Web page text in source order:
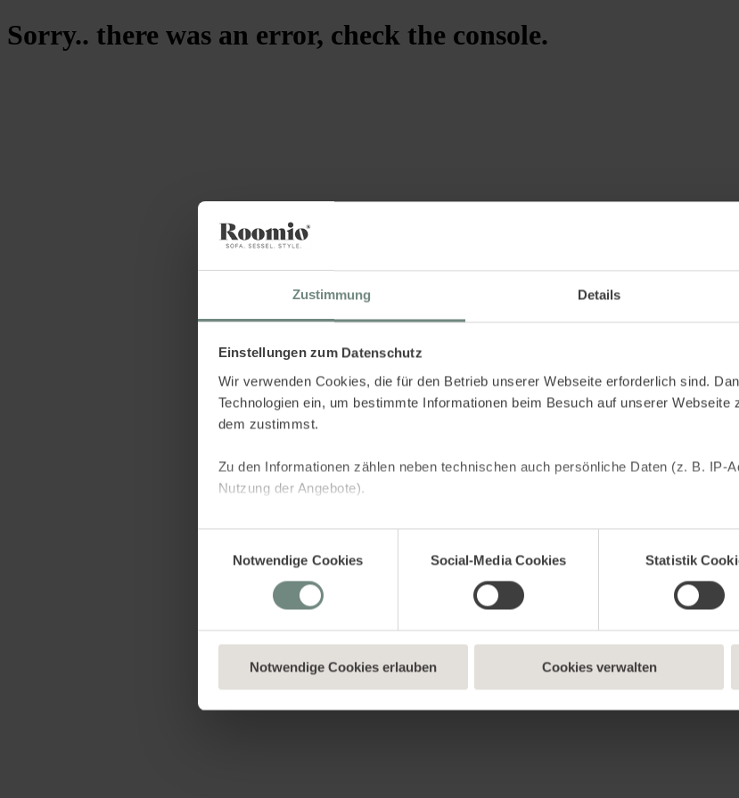
Zustimmung Details
Einstellungen zum Datenschutz
Wir verwenden Cookies, die für den Betrieb unserer Webseite erforderlich sind.
Technologien ein, um bestimmte Informationen beim Besuch auf unserer
dem zustimmst.
Zu den Informationen zählen neben technischen auch persönliche Daten (z. B. IP-
Nutzung der Angebote).
Dies dient verschiedenen Zwecken: Statistik Cookies helfen uns zu verstehen,
indem sie Informationen sammeln und sie anonymisiert für statistische Zwecke
uns, dir personalisierte Werbung anzuzeigen. Social-Media-Cookies ermöglichen
Netzwerken aufzubauen, um Inhalte und Werbung innerhalb deiner Netzwerke
aller Cookies einverstanden bist. Über „Details anzeigen“ kannst du eine Auswahl
Notwendige Cookies
Social-Media Cookies Statistik
Notwendige Cookies erlauben Cookies verwalten
Sorry.. there was an error, check the console.